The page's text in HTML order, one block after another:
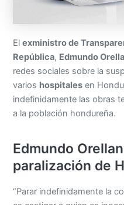
Elexministro de
República, Edmundo
redes sociales sobre la
varios hospitales en
indefinidamente las obras
a la población hondureña.
Edmundo
paralización de
“Parar indefinidamente la